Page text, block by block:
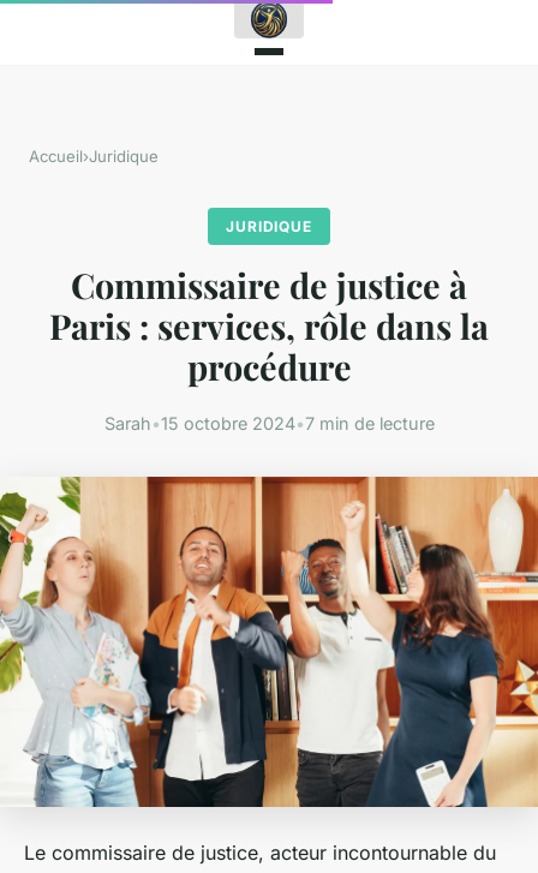
Accueil›Juridique
JURIDIQUE
Commissaire de justice à
Paris : services, rôle dans la
procédure
Sarah•15 octobre 2024•7 min de lecture
Le commissaire de justice, acteur incontournable du